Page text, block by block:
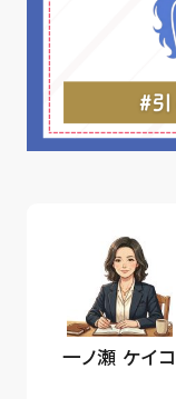
一ノ瀬 ケイコ